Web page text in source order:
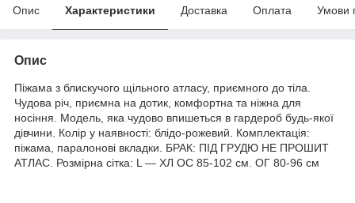
Опис Характеристики Доставка Оплата Умови
Опис
Піжама з блискучого щільного атласу, приємного до тіла.
Чудова річ, приємна на дотик, комфортна та ніжна для
носіння. Модель, яка чудово впишеться в гардероб будь-якої
дівчини. Колір у наявності: блідо-рожевий. Комплектація:
піжама, паралонові вкладки. БРАК: ПІД ГРУДЮ НЕ ПРОШИТ
АТЛАС. Розмірна сітка: L — ХЛ ОС 85-102 см. ОГ 80-96 см